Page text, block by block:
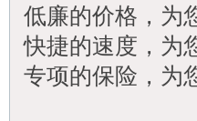
低廉的价格，为
快捷的速度，为
专项的保险，为